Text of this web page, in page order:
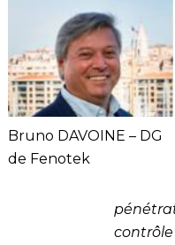
Bruno DAVOINE – DG
de Fenotek
contrôle